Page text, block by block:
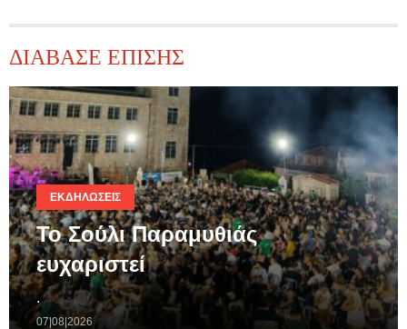
ΔΙΑΒΑΣΕ ΕΠΙΣΗΣ
ΕΚΔΗΛΏΣΕΙΣ
Το Σούλι Παραμυθιάς
ευχαριστεί
.
07|08|2026